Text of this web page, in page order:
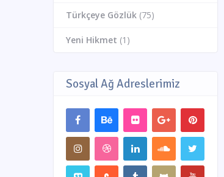
Türkçeye Gözlük (75)
Yeni Hikmet (1)
Sosyal Ağ Adreslerimiz